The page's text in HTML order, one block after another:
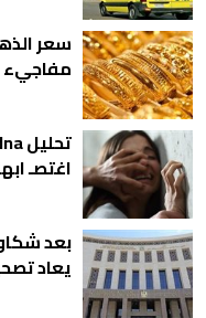
مفاجيء
اغتصـ
بعد
يعاد